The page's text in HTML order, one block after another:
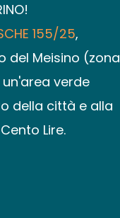
O!
155/25,
del Meisino (zona
un'area verde
della città e alla
Lire.